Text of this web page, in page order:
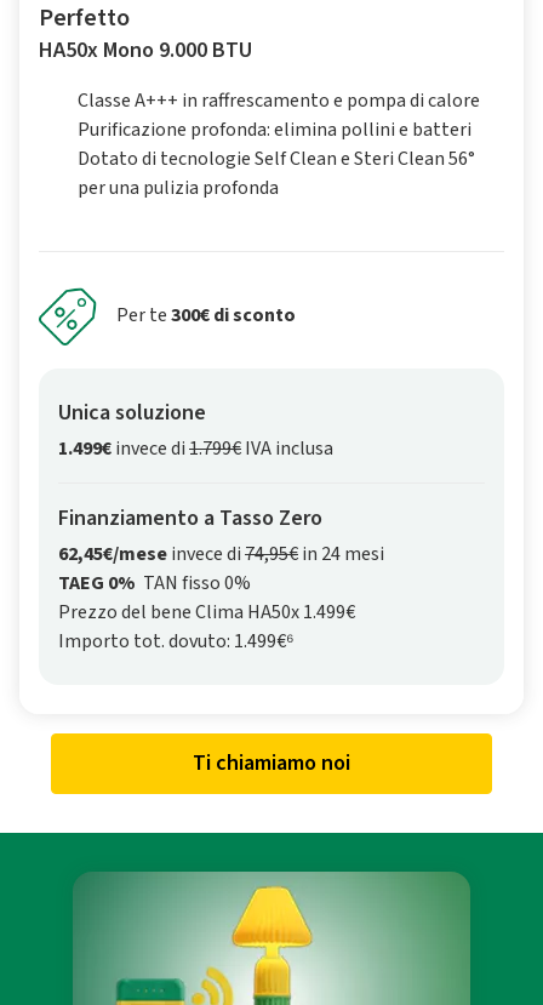
Perfetto
HA50x Mono 9.000 BTU
Classe A+++ in raffrescamento e pompa di calore
Purificazione profonda: elimina pollini e batteri
Dotato di tecnologie Self Clean e Steri Clean 56°
per una pulizia profonda
Per te300€ di sconto
Unica soluzione
1.499€invece di1.799€IVA inclusa
Finanziamento a Tasso Zero
62,45€/meseinvece di74,95€in 24 mesi
TAEG 0% TAN fisso 0%
Prezzo del bene Clima HA50x 1.499€
Importo tot. dovuto: 1.499€⁶
Ti chiamiamo noi